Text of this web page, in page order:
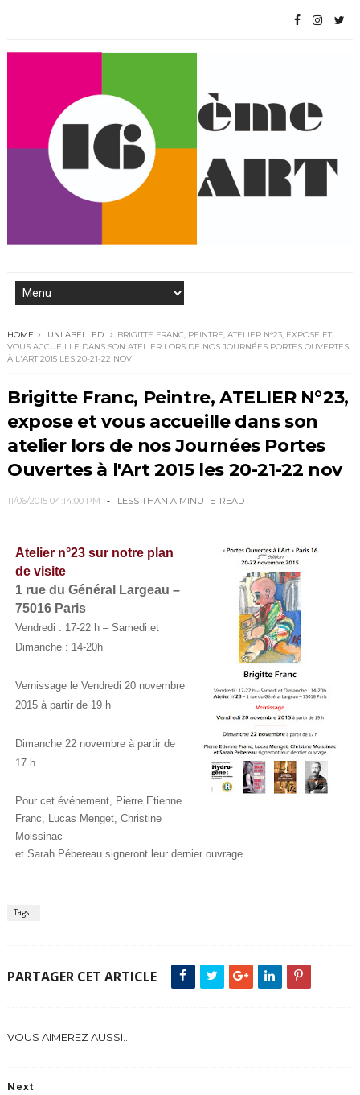
HOME UNLABELLED
BRIGITTE FRANC, PEINTRE, ATELIER N°23, EXPOSE ET
VOUS ACCUEILLE DANS SON ATELIER LORS DE NOS JOURNÉES PORTES OUVERTES
À L'ART 2015 LES 20-21-22 NOV
Brigitte Franc, Peintre, ATELIER N°23,
expose et vous accueille dans son
atelier lors de nos Journées Portes
Ouvertes à l'Art 2015 les 20-21-22 nov
11/06/2015 04:14:00 PM LESS THAN A MINUTE READ
Atelier n°23 sur notre plan
de visite
1 rue du Général Largeau –
75016 Paris
Vendredi : 17-22 h – Samedi et
Dimanche : 14-20h
Vernissage le Vendredi 20 novembre
2015 à partir de 19 h
Dimanche 22 novembre à partir de
17 h
Pour cet événement, Pierre Etienne
Franc, Lucas Menget, Christine
Moissinac
et Sarah Pébereau signeront leur dernier ouvrage.
Tags :
PARTAGER CET ARTICLE
VOUS AIMEREZ AUSSI...
Next